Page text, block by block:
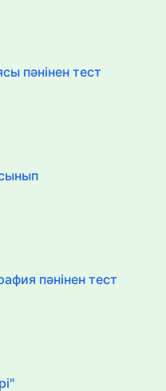
пәнінен тест
пәнінен тест